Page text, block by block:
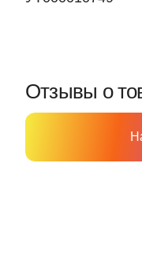
Отзывы о